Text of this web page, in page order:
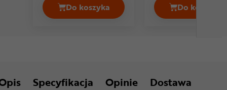
Do koszyka
Kask rowerowy ENDURA Xtract II
Do koszyka
Kask
Specyfikacja Opinie Dostawa